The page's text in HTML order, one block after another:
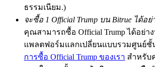
New Listing Futures Fest
Trade New Futures, Win 200,000 USDT
ธรรมเนียม.)
จะซื้อ 1 Official Trump บน Bitrue ได้อย่
คุณสามารถซื้อ Official Trump ได้อย่า
แพลตฟอร์มแลกเปลี่ยนแบบรวมศูนย์ชั้
การซื้อ Official Trump ของเรา สำหรับ